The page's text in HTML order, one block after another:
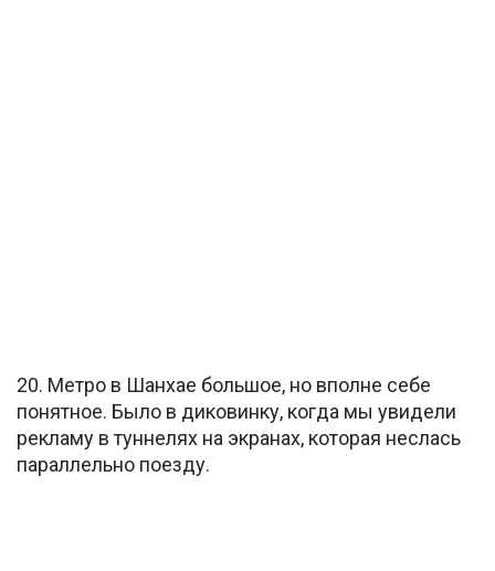
20. Метро в Шанхае большое, но вполне себе
понятное. Было в диковинку, когда мы увидели
рекламу в туннелях на экранах, которая неслась
параллельно поезду.